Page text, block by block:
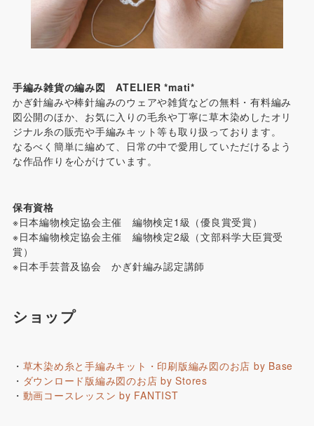
手編み雑貨の編み図 ATELIER *mati*
かぎ針編みや棒針編みのウェアや雑貨などの無料・有料編み
図公開のほか、お気に入りの毛糸や丁寧に草木染めしたオリ
ジナル糸の販売や手編みキット等も取り扱っております。
なるべく簡単に編めて、日常の中で愛用していただけるよう
な作品作りを心がけています。
保有資格
※日本編物検定協会主催 編物検定1級（優良賞受賞）
※日本編物検定協会主催 編物検定2級（文部科学大臣賞受
賞）
※日本手芸普及協会 かぎ針編み認定講師
ショップ
・ 草木染め糸と手編みキット・印刷版編み図のお店 by Base
・ ダウンロード版編み図のお店 by Stores
・ 動画コースレッスン by FANTIST